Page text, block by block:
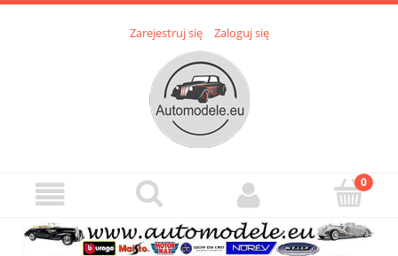
Zarejestruj się Zaloguj się